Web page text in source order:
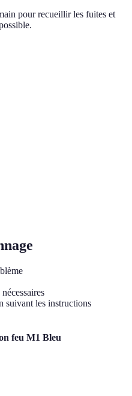
pour recueillir les fuites et
suivant les instructions
feu M1 Bleu